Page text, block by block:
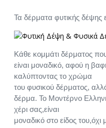
Τα δέρματα φυτικής δέψης
Κάθε κομμάτι δέρματος
είναι μοναδικό, αφού η
καλύπτοντας το χρώμα
του φυσικού δέρματος,
δέρμα. Το Μοντέρνο
χέρι σας,είναι
μοναδικό στο είδος